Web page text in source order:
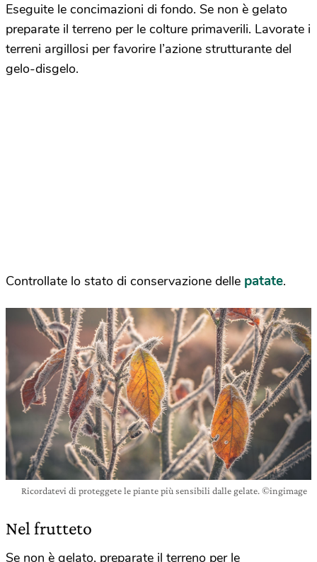
Eseguite le concimazioni di fondo. Se non è gelato
preparate il terreno per le colture primaverili. Lavorate i
terreni argillosi per favorire l’azione strutturante del
gelo-disgelo.
Controllate lo stato di conservazione delle patate.
Ricordatevi di proteggete le piante più sensibili dalle gelate. ©ingimage
Nel frutteto
Se non è gelato, preparate il terreno per le